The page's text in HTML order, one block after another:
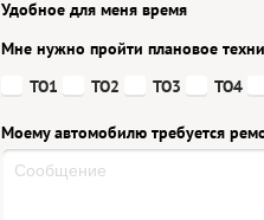
Удобное для меня время
Мне нужно пройти плановое
ТО1
ТО2 ТО3 ТО4
Моему автомобилю требуется